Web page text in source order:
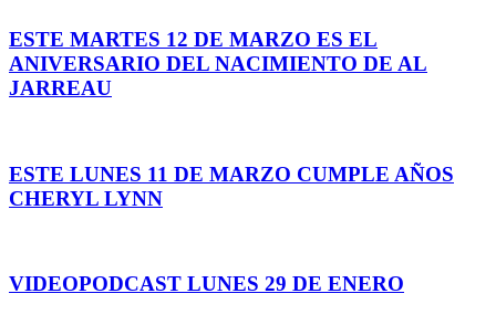
ESTE MARTES 12 DE MARZO ES EL
ANIVERSARIO DEL NACIMIENTO DE AL
JARREAU
ESTE LUNES 11 DE MARZO CUMPLE AÑOS
CHERYL LYNN
VIDEOPODCAST LUNES 29 DE ENERO